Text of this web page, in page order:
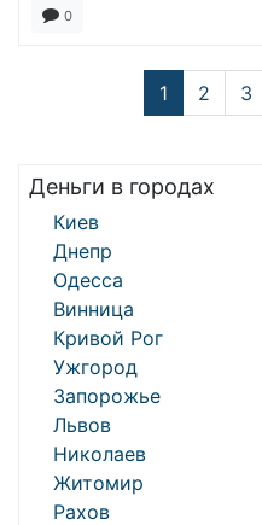
0
1 2 3
Деньги в городах
Киев
Днепр
Одесса
Винница
Кривой Рог
Ужгород
Запорожье
Львов
Николаев
Житомир
Рахов